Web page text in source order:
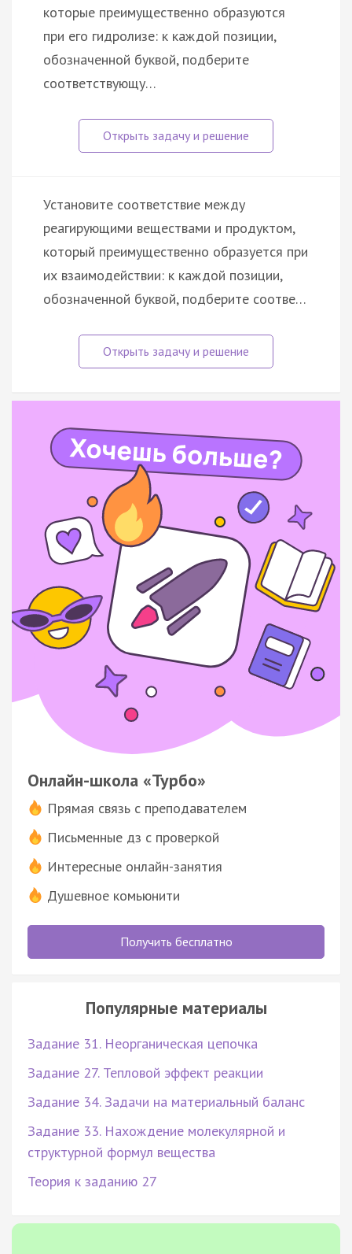
которые преимущественно образуются
при его гидролизе: к каждой позиции,
обозначенной буквой, подберите
соответствующу…
Установите соответствие между
реагирующими веществами и продуктом,
который преимущественно образуется при
их взаимодействии: к каждой позиции,
обозначенной буквой, подберите соотве…
Онлайн-школа «Турбо»
Прямая связь с преподавателем
Письменные дз с проверкой
Интересные онлайн-занятия
Душевное комьюнити
Получить бесплатно
Популярные материалы
Задание 31. Неорганическая цепочка
Задание 27. Тепловой эффект реакции
Задание 34. Задачи на материальный баланс
Задание 33. Нахождение молекулярной и
структурной формул вещества
Теория к заданию 27